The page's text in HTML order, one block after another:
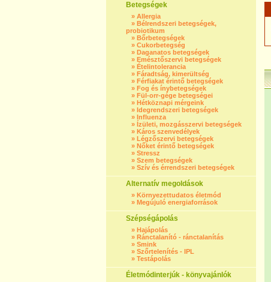
Betegségek
» Allergia
» Bélrendszeri betegségek,
probiotikum
» Bőrbetegségek
» Cukorbetegség
» Daganatos betegségek
» Emésztőszervi betegségek
» Ételintolerancia
» Fáradtság, kimerültség
» Férfiakat érintő betegségek
» Fog és ínybetegségek
» Fül-orr-gége betegségei
» Hétköznapi mérgeink
» Idegrendszeri betegségek
» Influenza
» Ízületi, mozgásszervi betegségek
» Káros szenvedélyek
» Légzőszervi betegségek
» Nőket érintő betegségek
» Stressz
» Szem betegségek
» Szív és érrendszeri betegségek
Alternatív megoldások
» Környezettudatos életmód
» Megújuló energiaforrások
Szépségápolás
» Hajápolás
» Ránctalanító - ránctalanítás
» Smink
» Szőrtelenítés - IPL
» Testápolás
Életmódinterjúk - könyvajánlók